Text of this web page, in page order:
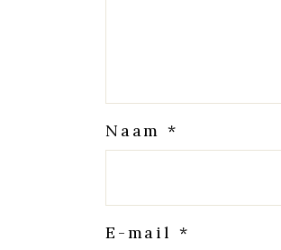
Naam *
E-mail *